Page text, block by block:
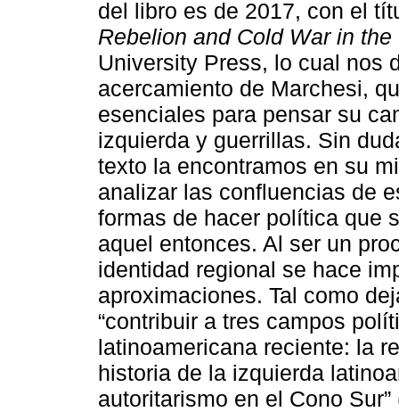
del libro es de 2017, con el
Rebelion and Cold War in
University Press, lo cual nos
acercamiento de Marchesi,
esenciales para pensar su
izquierda y guerrillas. Sin
texto la encontramos en su
analizar las confluencias de
formas de hacer política que
aquel entonces. Al ser un
identidad regional se hace
aproximaciones. Tal como
“contribuir a tres campos
latinoamericana reciente: la
historia de la izquierda
autoritarismo en el Cono Sur”